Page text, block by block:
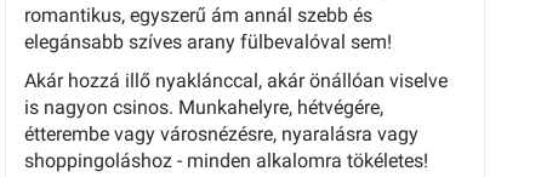
romantikus, egyszerű ám annál szebb és
elegánsabb szíves arany fülbevalóval sem!
Akár hozzá illő nyaklánccal, akár önállóan viselve
is nagyon csinos. Munkahelyre, hétvégére,
étterembe vagy városnézésre, nyaralásra vagy
shoppingoláshoz - minden alkalomra tökéletes!